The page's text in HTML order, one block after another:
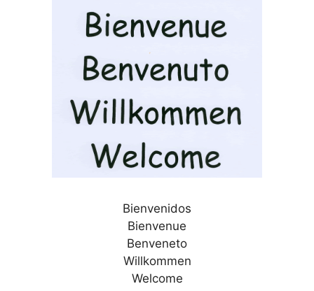
Bienvenidos
Bienvenue
Benveneto
Willkommen
Welcome